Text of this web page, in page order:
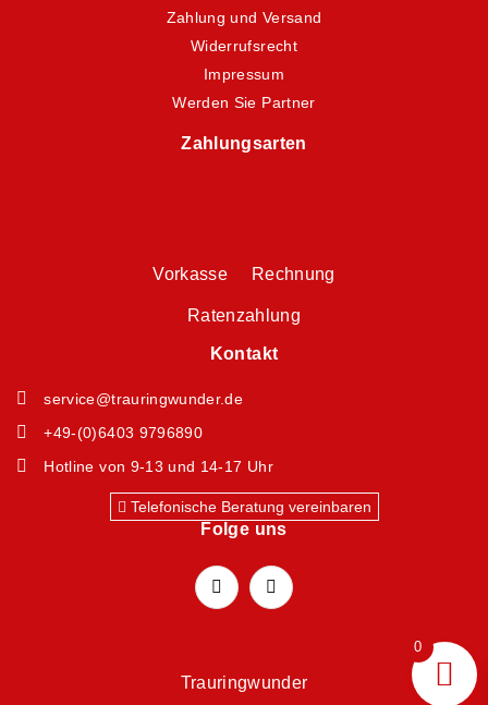
Zahlung und Versand
Widerrufsrecht
Impressum
Werden Sie Partner
Zahlungsarten
Vorkasse Rechnung
Ratenzahlung
Kontakt
service@trauringwunder.de
+49-(0)6403 9796890
Hotline von 9-13 und 14-17 Uhr
Telefonische Beratung vereinbaren
Folge uns
Trauringwunder
0